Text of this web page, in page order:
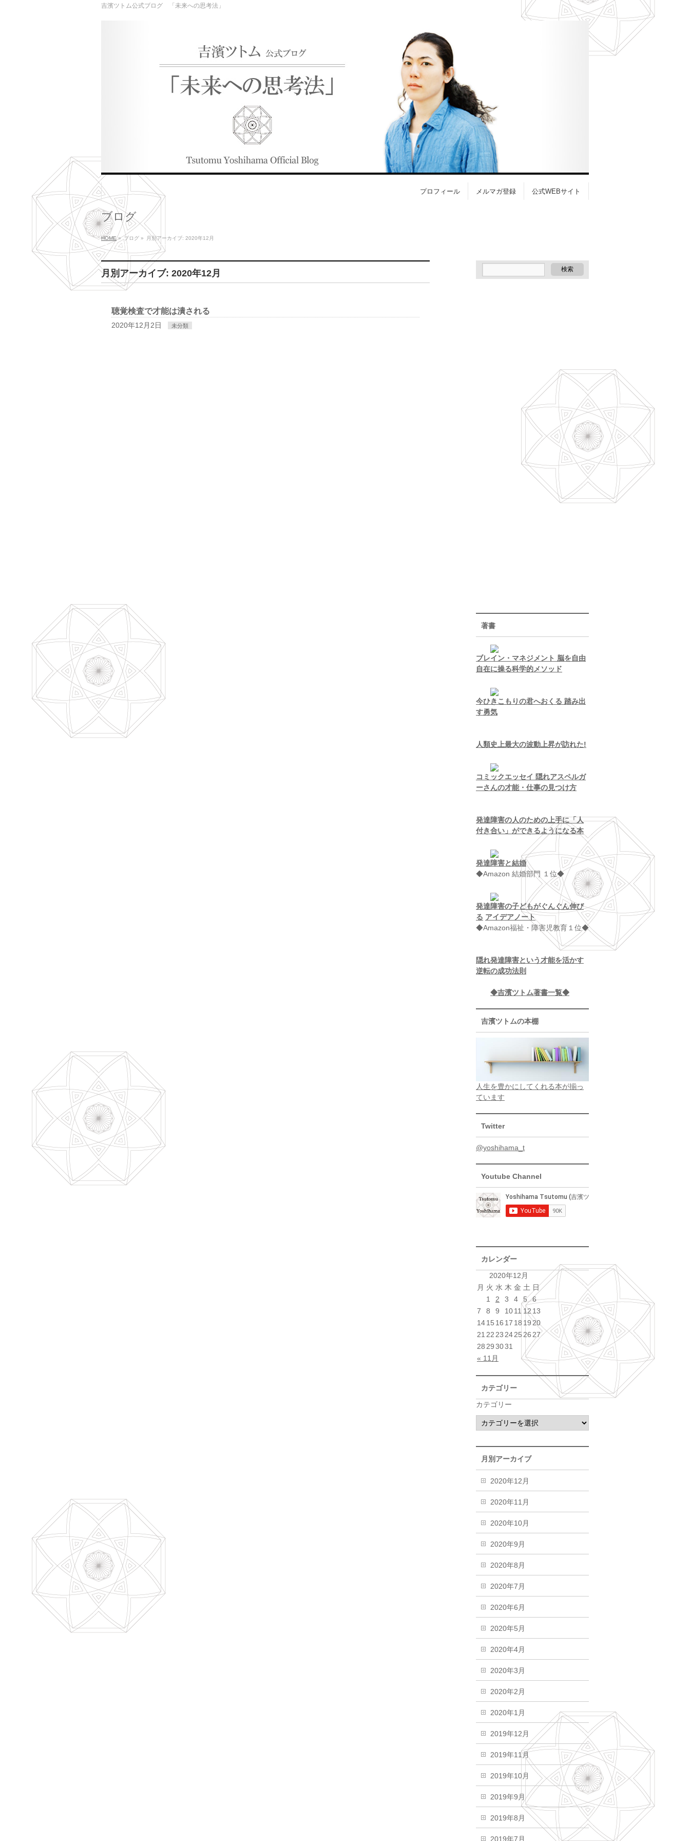
吉濱ツトム公式ブログ 「未来への思考法」
公式WEBサイト
メルマガ登録
プロフィール
ブログ
HOME» ブログ » 月別アーカイブ: 2020年12月
月別アーカイブ: 2020年12月
聴覚検査で才能は潰される
2020年12月2日 未分類
著書
ブレイン・マネジメント 脳を自由
自在に操る科学的メソッド
今ひきこもりの君へおくる 踏み出
す勇気
人類史上最大の波動上昇が訪れた!
コミックエッセイ 隠れアスペルガ
ーさんの才能・仕事の見つけ方
発達障害の人のための上手に「人
付き合い」ができるようになる本
発達障害と結婚
◆Amazon 結婚部門 １位◆
発達障害の子どもがぐんぐん伸び
る アイデアノート
◆Amazon福祉・障害児教育１位◆
隠れ発達障害という才能を活かす
逆転の成功法則
◆吉濱ツトム著書一覧◆
吉濱ツトムの本棚
人生を豊かにしてくれる本が揃っ
ています
Twitter
@yoshihama_t
Youtube Channel
カレンダー
2020年12月
月 火 水 木 金 土 日
« 11月
1 2 3 4 5
6
7
8 9 1011 1213
1415 16 17 18 1920
21222324252627
28293031
カテゴリー
カテゴリー
月別アーカイブ
2020年12月
2020年11月
2020年10月
2020年9月
2020年8月
2020年7月
2020年6月
2020年5月
2020年4月
2020年3月
2020年2月
2020年1月
2019年12月
2019年11月
2019年10月
2019年9月
2019年8月
2019年7月